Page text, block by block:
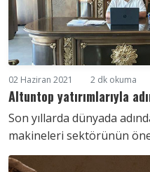
02 Haziran 2021 2 dk okuma
Altuntop yatırımlarıyla
Son yıllarda dünyada
makineleri sektörünün